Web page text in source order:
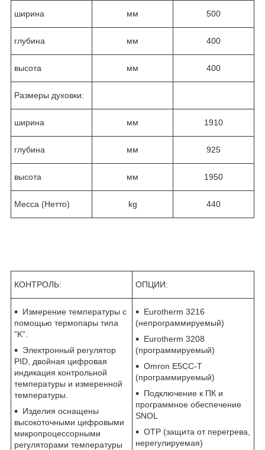
ширина мм 500
глубина мм 400
высота мм 400
Размеры духовки:
ширина мм 1910
глубина мм 925
высота мм 1950
Месса (Нетто) kg 440
КОНТРОЛЬ: ОПЦИИ:
Измерение температуры с
помощью термопары типа
”K”.
Электронный регулятор
PID, двойная цифровая
индикация контрольной
температуры и измеренной
температуры.
Изделия оснащены
высокоточными цифровыми
микропроцессорными
регуляторами температуры
Eurotherm 3216
(непрограммируемый)
Eurotherm 3208
(программируемый)
Omron E5CC-T
(программируемый)
Подключение к ПК и
программное обеспечение
SNOL
OTP (защита от перегрева,
нерегулируемая)